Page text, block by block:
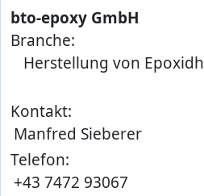
bto-epoxy GmbH
Branche:
Herstellung von
Kontakt:
Manfred Sieberer
Telefon:
+43 7472 93067